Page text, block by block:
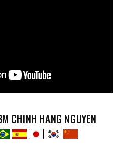
CHÍNH HÃNG NGUYÊN